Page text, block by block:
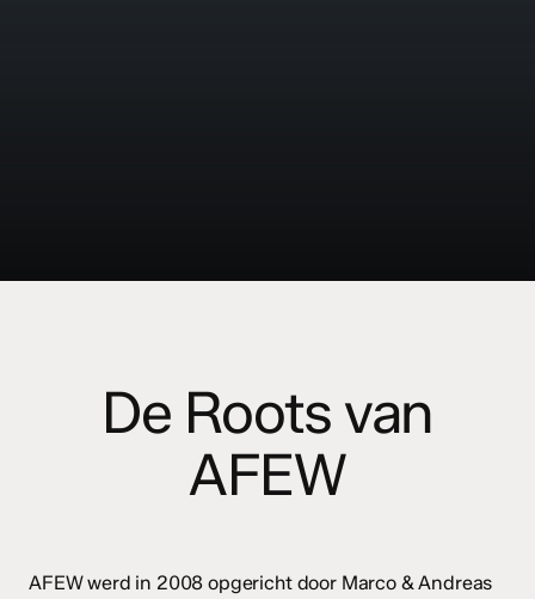
De Roots van
AFEW
AFEW werd in 2008 opgericht door Marco & Andreas